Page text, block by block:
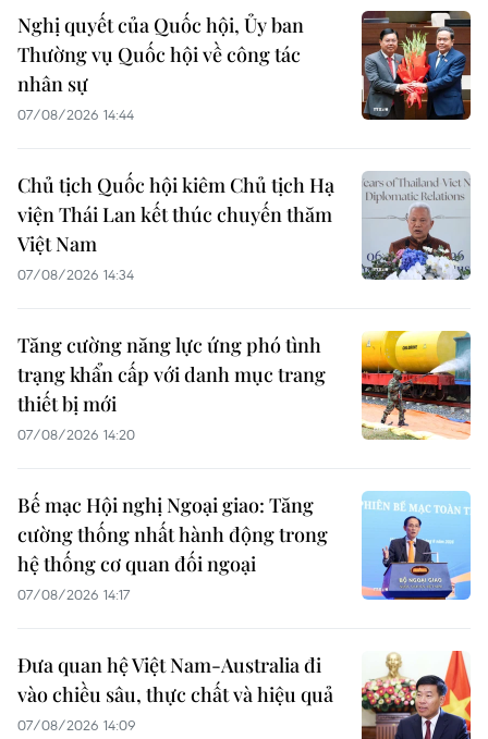
Nghị quyết của Quốc hội, Ủy ban
Thường vụ Quốc hội về công tác
nhân sự
07/08/2026 14:44
Chủ tịch Quốc hội kiêm Chủ tịch Hạ
viện Thái Lan kết thúc chuyến thăm
Việt Nam
07/08/2026 14:34
Tăng cường năng lực ứng phó tình
trạng khẩn cấp với danh mục trang
thiết bị mới
07/08/2026 14:20
Bế mạc Hội nghị Ngoại giao: Tăng
cường thống nhất hành động trong
hệ thống cơ quan đối ngoại
07/08/2026 14:17
Đưa quan hệ Việt Nam-Australia đi
vào chiều sâu, thực chất và hiệu quả
07/08/2026 14:09